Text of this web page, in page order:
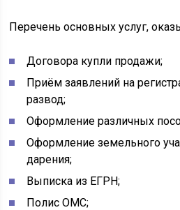
Перечень основных услуг,
Договора купли продажи;
Приём заявлений на
развод;
Оформление различных
Оформление земельного
дарения;
Выписка из ЕГРН;
Полис ОМС;